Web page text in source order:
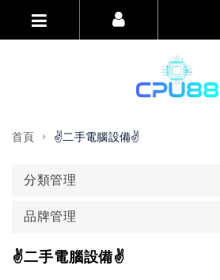
首頁 ✌️二手電腦設備✌️
分類管理
品牌管理
✌️二手電腦設備✌️